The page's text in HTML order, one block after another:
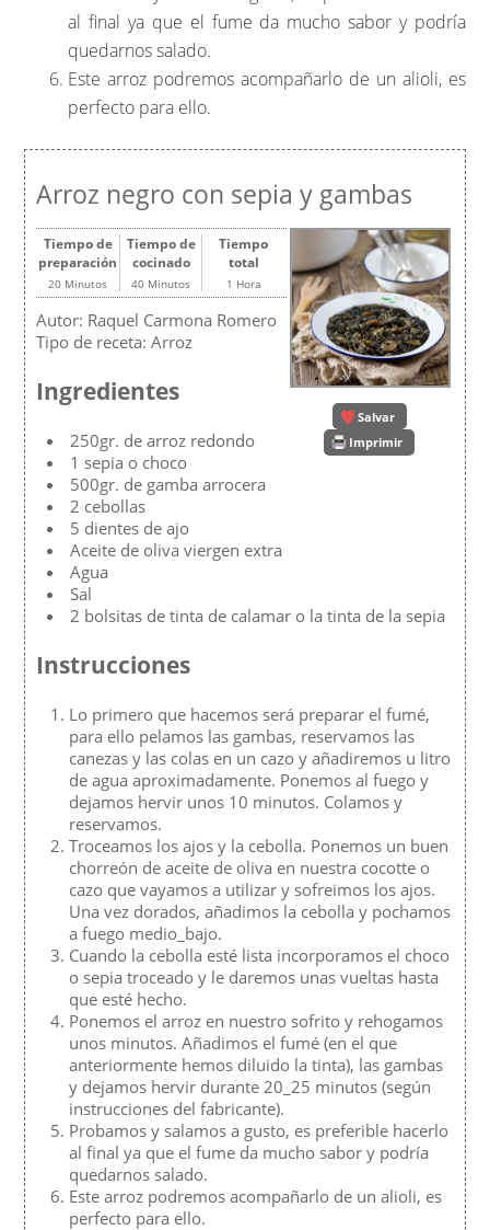
al final ya que el fume da mucho sabor y podría
quedarnos salado.
Este arroz podremos acompañarlo de un alioli, es
perfecto para ello.
Arroz negro con sepia y gambas
Salvar
Imprimir
Tiempo de
preparación
20 Minutos
Tiempo de
cocinado
40 Minutos
Tiempo
total
1 Hora
Autor: Raquel Carmona Romero
Tipo de receta:Arroz
Ingredientes
250gr. de arroz redondo
1 sepia o choco
500gr. de gamba arrocera
2 cebollas
5 dientes de ajo
Aceite de oliva viergen extra
Agua
Sal
2 bolsitas de tinta de calamar o la tinta de la sepia
Instrucciones
Lo primero que hacemos será preparar el fumé,
para ello pelamos las gambas, reservamos las
canezas y las colas en un cazo y añadiremos u litro
de agua aproximadamente. Ponemos al fuego y
dejamos hervir unos 10 minutos. Colamos y
reservamos.
Troceamos los ajos y la cebolla. Ponemos un buen
chorreón de aceite de oliva en nuestra cocotte o
cazo que vayamos a utilizar y sofreimos los ajos.
Una vez dorados, añadimos la cebolla y pochamos
a fuego medio_bajo.
Cuando la cebolla esté lista incorporamos el choco
o sepia troceado y le daremos unas vueltas hasta
que esté hecho.
Ponemos el arroz en nuestro sofrito y rehogamos
unos minutos. Añadimos el fumé (en el que
anteriormente hemos diluido la tinta), las gambas
y dejamos hervir durante 20_25 minutos (según
instrucciones del fabricante).
Probamos y salamos a gusto, es preferible hacerlo
al final ya que el fume da mucho sabor y podría
quedarnos salado.
Este arroz podremos acompañarlo de un alioli, es
perfecto para ello.